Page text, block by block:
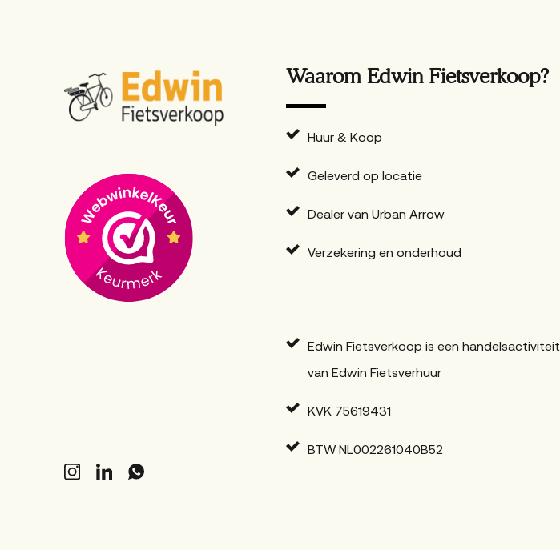
Waarom Edwin Fietsverkoop?
Huur & Koop
Geleverd op locatie
Dealer van Urban Arrow
Verzekering en onderhoud
Edwin Fietsverkoop is een handelsactiviteit
van Edwin Fietsverhuur
KVK 75619431
BTW NL002261040B52